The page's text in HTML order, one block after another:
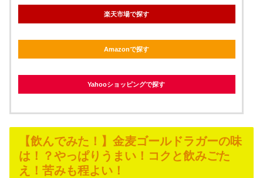
楽天市場で探す
Amazonで探す
Yahooショッピングで探す
【飲んでみた！】金麦ゴールドラガーの味
は！？やっぱりうまい！コクと飲みごた
え！苦みも程よい！